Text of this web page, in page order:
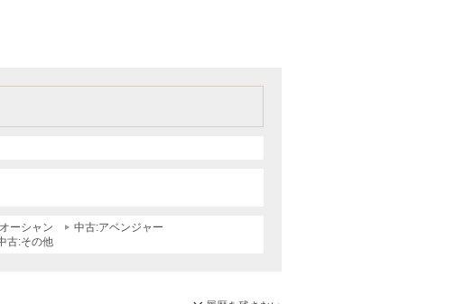
ーシャン
中古:アベンジャー
古:その他